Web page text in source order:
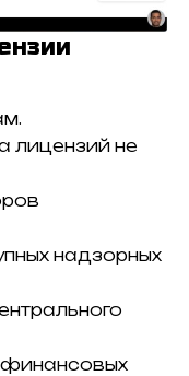
лицензий не
надзорных
финансовых